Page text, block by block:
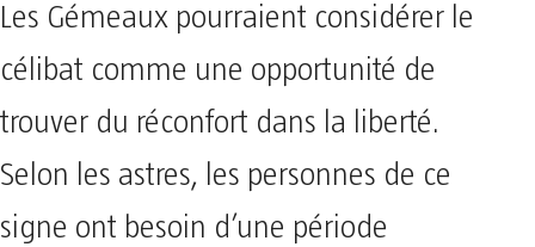
Les Gémeaux pourraient considérer le
célibat comme une opportunité de
trouver du réconfort dans la liberté.
Selon les astres, les personnes de ce
signe ont besoin d’une période